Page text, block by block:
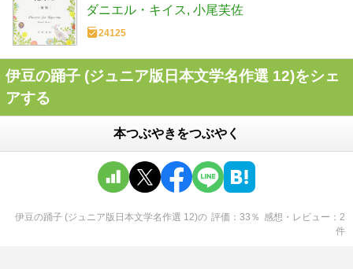
ダニエル・キイス 小尾芙佐
24125
伊豆の踊子 (ジュニア版日本文学名作選 12)をシェ
アする
本つぶやきをつぶやく
伊豆の踊子 (ジュニア版日本文学名作選 12)の 評価 33 ％ 感想・レビュー
2
件